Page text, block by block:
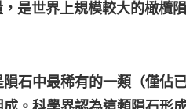
是世界上規模較大的橄欖
石中最稀有的一類（僅佔